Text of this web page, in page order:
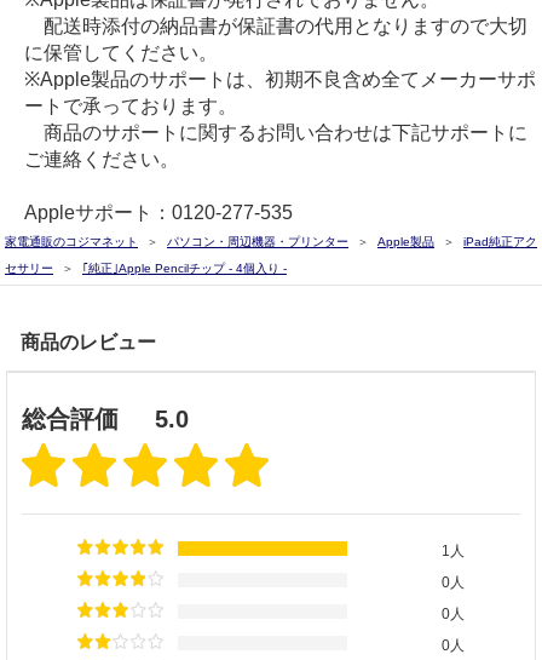
配送時添付の納品書が保証書の代用となりますので大切
に保管してください。
※Apple製品のサポートは、初期不良含め全てメーカーサポ
ートで承っております。
商品のサポートに関するお問い合わせは下記サポートに
ご連絡ください。
Appleサポート：0120-277-535
家電通販のコジマネット パソコン・周辺機器・プリンター Apple製品
iPad純正アク
セサリー
｢純正｣Apple Pencilチップ - 4個入り -
商品のレビュー
総合評価 5.0
1人
0人
0人
0人